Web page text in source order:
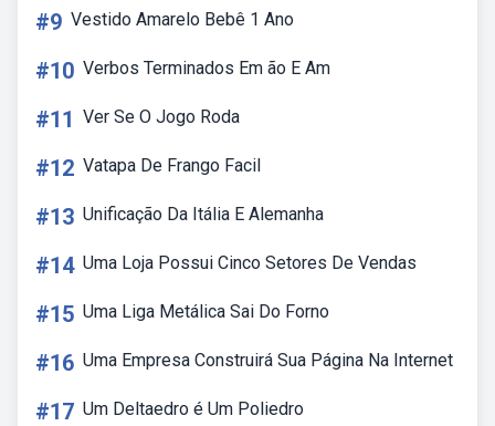
#9 Vestido Amarelo Bebê 1 Ano
#10 Verbos Terminados Em ão E Am
#11 Ver Se O Jogo Roda
#12 Vatapa De Frango Facil
#13 Unificação Da Itália E Alemanha
#14 Uma Loja Possui Cinco Setores De Vendas
#15 Uma Liga Metálica Sai Do Forno
#16 Uma Empresa Construirá Sua Página Na Internet
#17 Um Deltaedro é Um Poliedro